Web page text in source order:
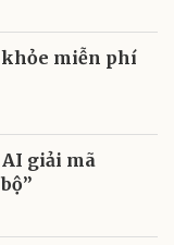
khỏe miễn phí
giải mã